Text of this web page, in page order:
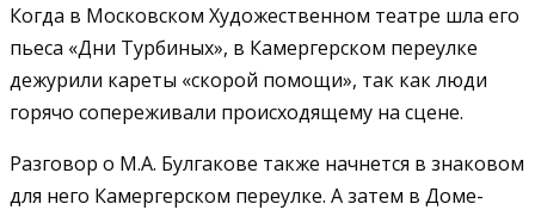
Когда в Московском Художественном театре шла его
пьеса «Дни Турбиных», в Камергерском переулке
дежурили кареты «скорой помощи», так как люди
горячо сопереживали происходящему на сцене.
Разговор о М.А. Булгакове также начнется в знаковом
для него Камергерском переулке. А затем в Доме-